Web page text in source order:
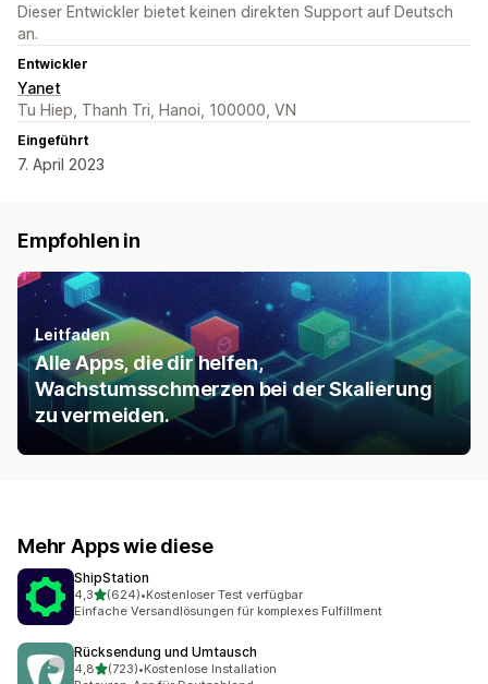
Dieser Entwickler bietet keinen direkten Support auf Deutsch
an.
Entwickler
Yanet
Tu Hiep, Thanh Tri, Hanoi, 100000, VN
Eingeführt
7. April 2023
Empfohlen in
Leitfaden
Alle Apps, die dir helfen,
Wachstumsschmerzen bei der Skalierung
zu vermeiden.
Mehr Apps wie diese
ShipStation
4,3von 5 Sternen
(624)
624 Rezensionen insgesamt
•Kostenloser Test verfügbar
Einfache Versandlösungen für komplexes Fulfillment
Rücksendung und Umtausch
4,8von 5 Sternen
(723)
723 Rezensionen insgesamt
•Kostenlose Installation